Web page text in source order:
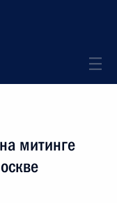
митинге